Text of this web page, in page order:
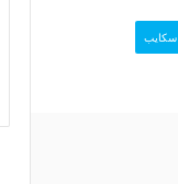
سكايب